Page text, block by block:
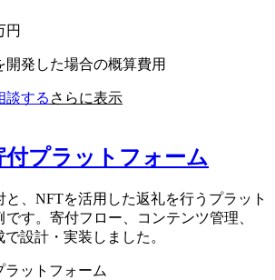
円
発した場合の概算費用
談する さらに表示
付プラットフォーム
、NFTを活用した返礼を行うプラット
す。寄付フロー、コンテンツ管理、
設計・実装しました。
ラットフォーム